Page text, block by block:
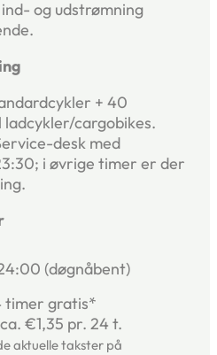
og udstrømning
+ 40
cargobikes.
desk med
i øvrige timer er der
(døgnåbent)
timer gratis*
€1,35 pr. 24 t.
aktuelle takster på